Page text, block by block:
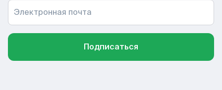
Электронная почта
Подписаться